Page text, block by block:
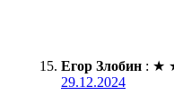
Егор Злобин : ★
29.12.2024